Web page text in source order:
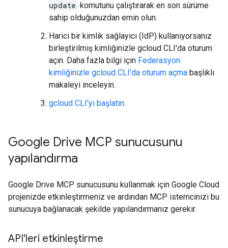
update komutunu çalıştırarak en son sürüme
sahip olduğunuzdan emin olun.
Harici bir kimlik sağlayıcı (IdP) kullanıyorsanız
birleştirilmiş kimliğinizle gcloud CLI'da oturum
açın. Daha fazla bilgi için Federasyon
kimliğinizle gcloud CLI'da oturum açma başlıklı
makaleyi inceleyin.
gcloud CLI'yı başlatın.
Google Drive MCP sunucusunu
yapılandırma
Google Drive MCP sunucusunu kullanmak için Google Cloud
projenizde etkinleştirmeniz ve ardından MCP istemcinizi bu
sunucuya bağlanacak şekilde yapılandırmanız gerekir.
API'leri etkinleştirme